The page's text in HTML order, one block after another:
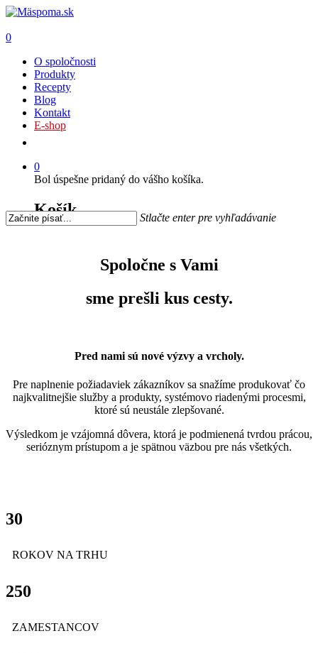
0
O spoločnosti
Produkty
Recepty
Blog
Kontakt
E-shop
0
Bol úspešne pridaný do vášho košíka.
Košík Stlačte enter pre vyhľadávanie
Spoločne s Vami
sme prešli kus cesty.
Pred nami sú nové výzvy a vrcholy.
Pre naplnenie požiadaviek zákazníkov sa snažíme produkovať čo
najkvalitnejšie služby a produkty, systémovo riadenými procesmi,
ktoré sú neustále zlepšované.
Výsledkom je vzájomná dôvera, ktorá je podmienená tvrdou prácou,
serióznym prístupom a je spätnou väzbou pre nás všetkých.
30
ROKOV NA TRHU
250
ZAMESTANCOV